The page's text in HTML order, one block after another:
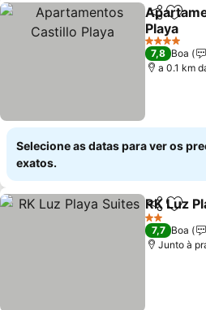
Partilhar
Playa
4 Estrelas
7,8 Boa
a 0.1 km
Selecione as datas para ver os
exatos.
Partilhar
RK Luz
2 Estrelas
7,7 Boa
Junto à